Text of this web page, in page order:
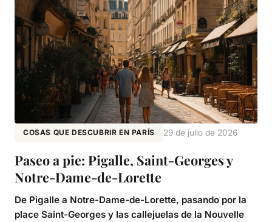
COSAS QUE DESCUBRIR EN PARÍS 29 de julio de 2026
Paseo a pie: Pigalle, Saint-Georges y
Notre-Dame-de-Lorette
De Pigalle a Notre-Dame-de-Lorette, pasando por la
place Saint-Georges y las callejuelas de la Nouvelle